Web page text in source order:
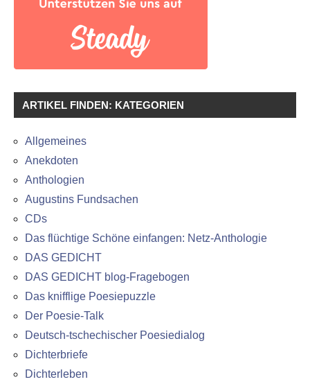
ARTIKEL FINDEN: KATEGORIEN
Allgemeines
Anekdoten
Anthologien
Augustins Fundsachen
CDs
Das flüchtige Schöne einfangen: Netz-Anthologie
DAS GEDICHT
DAS GEDICHT blog-Fragebogen
Das knifflige Poesiepuzzle
Der Poesie-Talk
Deutsch-tschechischer Poesiedialog
Dichterbriefe
Dichterleben